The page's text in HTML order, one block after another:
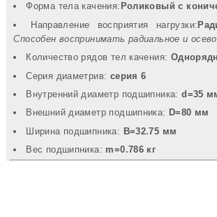
Форма тела качения: Роликовый с
Направление восприятия нагрузки:
Способен воспринимать радиальное и
Количество рядов тел качения:
Серия диаметрив: серия 6
Внутренний диаметр подшипника:d=35
Внешний диаметр подшипника: D=80 мм
Ширина подшипника: B=32.75 мм
Вec подшипника: m=0.786 кг